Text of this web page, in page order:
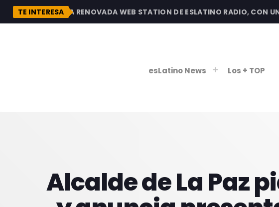
TE INTERESA
DESCUBRE LA RENOVADA WEB STATION DE ESLATINO RADIO, CON
esLatino News Los + TOP
PROGRAMACIÓN
Alcalde de La Paz